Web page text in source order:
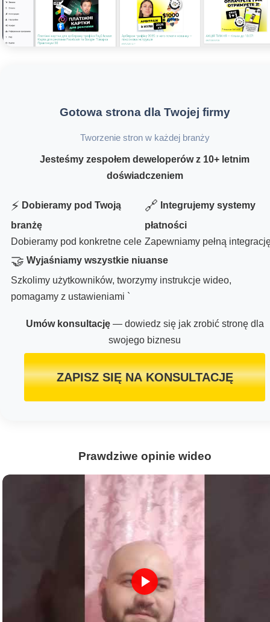
Gotowa strona dla Twojej firmy
Tworzenie stron w każdej branży
Jesteśmy zespołem deweloperów z 10+ letnim
doświadczeniem
⚡ Dobieramy pod Twoją
branżę
Dobieramy pod konkretne cele
🔗 Integrujemy systemy
płatności
Zapewniamy pełną
🤝 Wyjaśniamy wszystkie niuanse
Szkolimy użytkowników, tworzymy instrukcje wideo,
pomagamy z ustawieniami `
Umów konsultację— dowiedz się jak zrobić stronę dla
swojego biznesu
ZAPISZ SIĘ NA KONSULTACJĘ
Prawdziwe opinie wideo